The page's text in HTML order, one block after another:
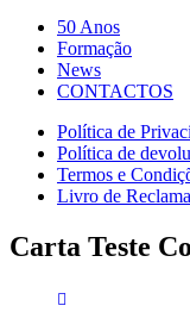
50 Anos
Formação
News
CONTACTOS
Política de
Política de
Termos e
Livro de
Carta Teste